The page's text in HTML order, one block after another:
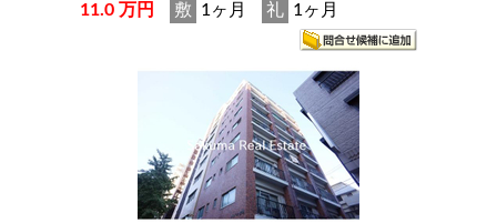
11.0 万円 敷 1ヶ月 礼 1ヶ月